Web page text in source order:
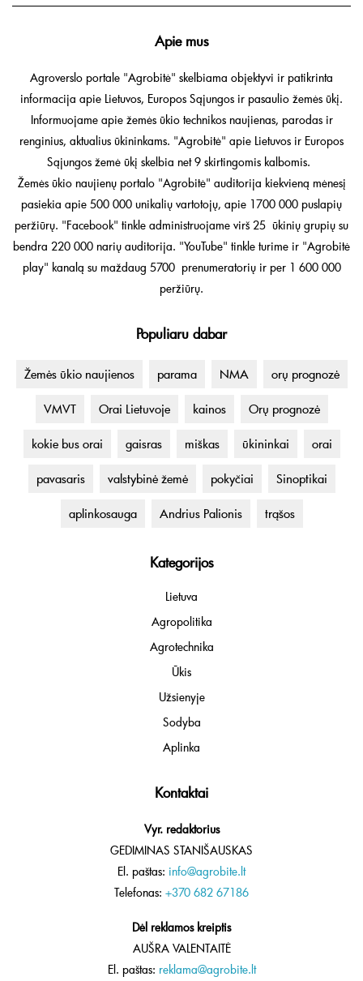
Apie mus
Agroverslo portale "Agrobitė" skelbiama objektyvi ir patikrinta
informacija apie Lietuvos, Europos Sąjungos ir pasaulio žemės ūkį.
Informuojame apie žemės ūkio technikos naujienas, parodas ir
renginius, aktualius ūkininkams. "Agrobitė" apie Lietuvos ir Europos
Sąjungos žemė ūkį skelbia net 9 skirtingomis kalbomis.
Žemės ūkio naujienų portalo "Agrobitė" auditorija kiekvieną mėnesį
pasiekia apie 500 000 unikalių vartotojų, apie 1700 000 puslapių
peržiūrų. "Facebook" tinkle administruojame virš 25 ūkinių grupių su
bendra 220 000 narių auditorija. "YouTube" tinkle turime ir "Agrobitė
play" kanalą su maždaug 5700 prenumeratorių ir per 1 600 000
peržiūrų.
Populiaru dabar
Žemės ūkio naujienos parama NMA orų prognozė
VMVT Orai Lietuvoje kainos Orų prognozė
kokie bus orai gaisras miškas ūkininkai orai
pavasaris valstybinė žemė pokyčiai Sinoptikai
aplinkosauga Andrius Palionis trąšos
Kategorijos
Lietuva
Agropolitika
Agrotechnika
Ūkis
Užsienyje
Sodyba
Aplinka
Kontaktai
Vyr. redaktorius
GEDIMINAS STANIŠAUSKAS
El. paštas: info@agrobite.lt
Telefonas: +370 682 67186
Dėl reklamos kreiptis
AUŠRA VALENTAITĖ
El. paštas: reklama@agrobite.lt